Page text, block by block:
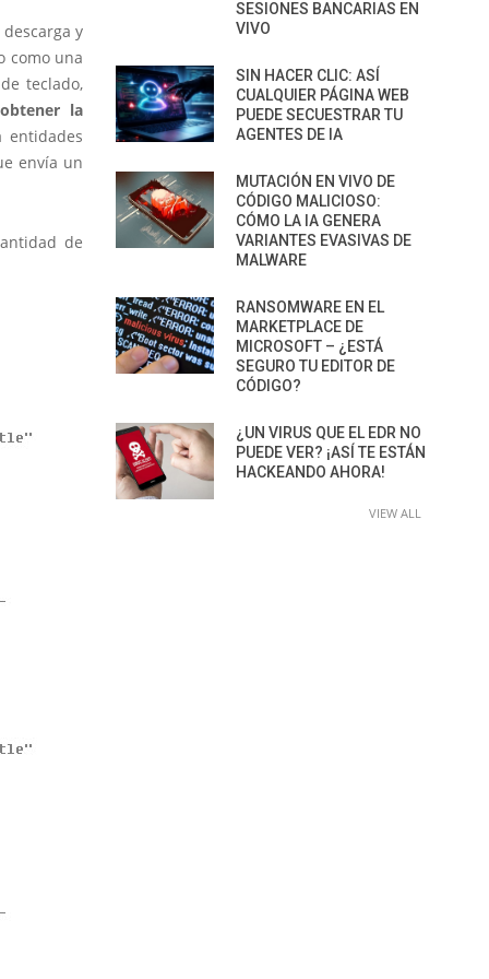
y
como una
teclado,
obtener la
envía un
de
SESIONES BANCARIAS EN
VIVO
SIN HACER CLIC: ASÍ
CUALQUIER PÁGINA WEB
PUEDE SECUESTRAR TU
AGENTES DE IA
MUTACIÓN EN VIVO DE
CÓDIGO MALICIOSO:
CÓMO LA IA GENERA
VARIANTES EVASIVAS DE
MALWARE
RANSOMWARE EN EL
MARKETPLACE DE
MICROSOFT – ¿ESTÁ
SEGURO TU EDITOR DE
CÓDIGO?
¿UN VIRUS QUE EL EDR NO
PUEDE VER? ¡ASÍ TE ESTÁN
HACKEANDO AHORA!
VIEW ALL